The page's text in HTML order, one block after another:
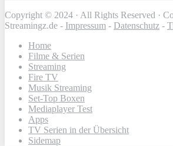
Copyright © 2024 · All Rights Reserved ·
Streamingz.de - Impressum - Datenschutz -
Home
Filme & Serien
Streaming
Fire TV
Musik Streaming
Set-Top Boxen
Mediaplayer Test
Apps
TV Serien in der Übersicht
Sidemap